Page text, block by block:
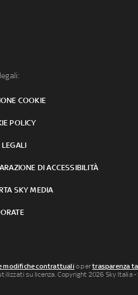
COOKIE
POLICY
LEGALI
DI ACCESSIBILITÀ
SKY MEDIA
modifiche contrattuali o pertrasparenza
su licenza. Copyright 2026 Sky Italia -